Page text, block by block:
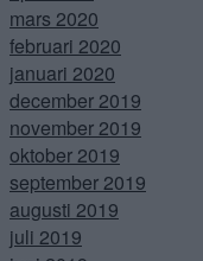
mars 2020
februari 2020
januari 2020
december 2019
november 2019
oktober 2019
september 2019
augusti 2019
juli 2019